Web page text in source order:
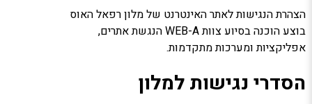
הצהרת הנגישות לאתר האינטרנט של מלון רפאל האוס
בוצע הוכנה בסיוע צוות
WEB-A הנגשת אתרים,
אפליקציות ומערכות מתקדמות.
הסדרי נגישות למלון